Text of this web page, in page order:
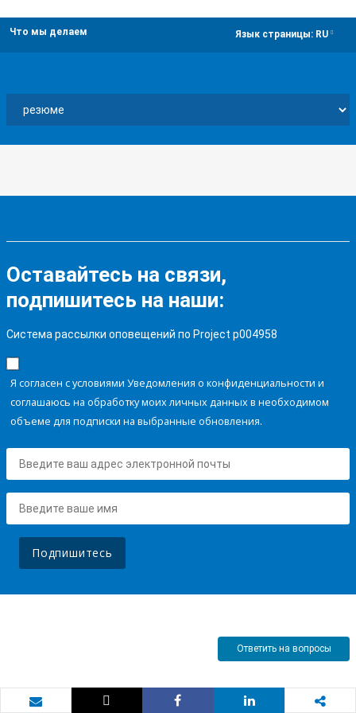
Что мы делаем Язык страницы: RU
Оставайтесь на связи,
подпишитесь на наши:
Система рассылки оповещений по Project p004958
Я согласен с условиями Уведомления о конфиденциальности и
соглашаюсь на обработку моих личных данных в необходимом
объеме для подписки на выбранные обновления.
Подпишитесь
Ответить на вопросы